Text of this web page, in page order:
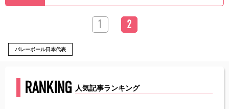
1 2
バレーボール日本代表
RANKING 人気記事ランキング